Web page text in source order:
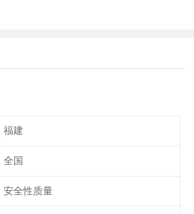
福建
全国
安全性质量